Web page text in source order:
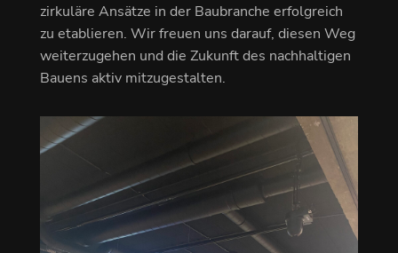
zirkuläre Ansätze in der Baubranche erfolgreich
zu etablieren. Wir freuen uns darauf, diesen Weg
weiterzugehen und die Zukunft des nachhaltigen
Bauens aktiv mitzugestalten.